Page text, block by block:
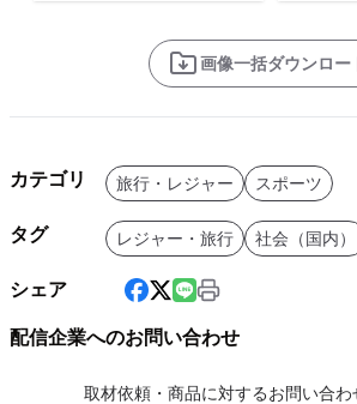
画像一括ダウンロー
カテゴリ 旅行・レジャー スポーツ
タグ レジャー・旅行 社会（国内）
シェア
配信企業へのお問い合わせ
取材依頼・商品に対するお問い合わ